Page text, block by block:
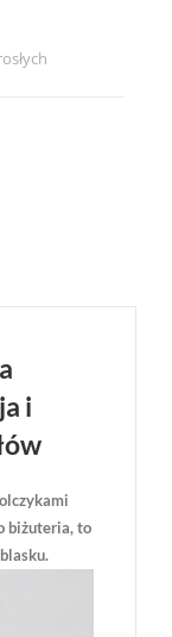
i
biżuteria, to